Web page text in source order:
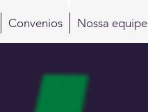
Convenios Nossa equipe